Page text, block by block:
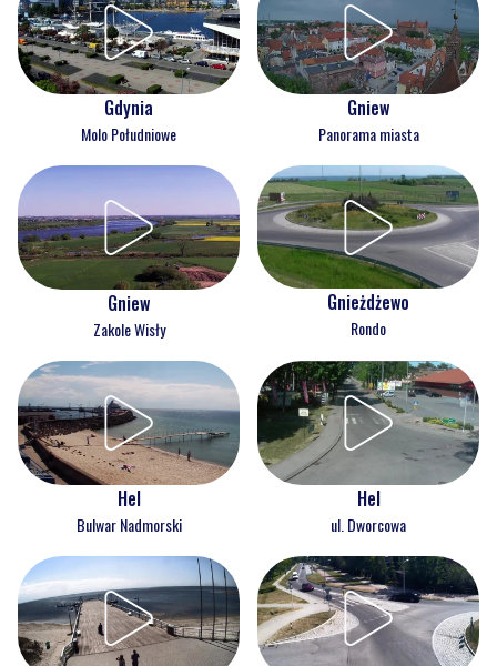
Gdynia
Molo Południowe
Gniew
Panorama miasta
Gniew
Zakole Wisły
Gnieżdżewo
Rondo
Hel
Bulwar Nadmorski
Hel
ul. Dworcowa